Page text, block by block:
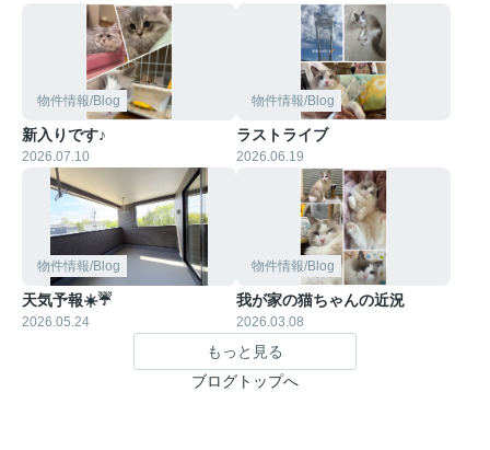
物件情報/Blog
新入りです♪
2026.07.10
物件情報/Blog
ラストライブ
2026.06.19
物件情報/Blog
天気予報☀️☔
2026.05.24
物件情報/Blog
我が家の猫ちゃんの近況
2026.03.08
もっと見る
ブログトップへ